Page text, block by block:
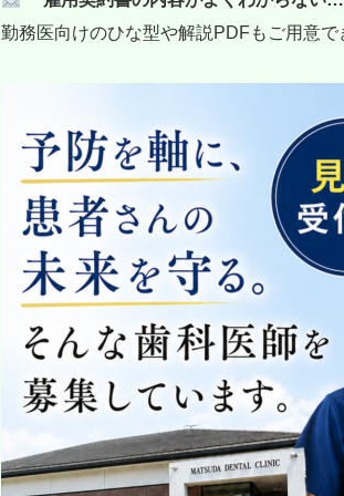
勤務医向けのひな型や解説PDFもご用意で